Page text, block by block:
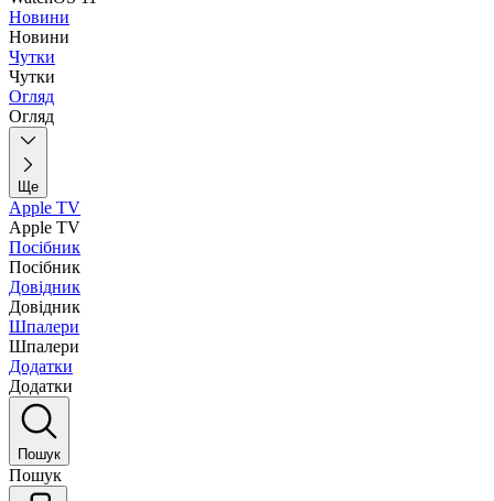
Новини
Новини
Чутки
Чутки
Огляд
Огляд
Ще
Apple TV
Apple TV
Посібник
Посібник
Довідник
Довідник
Шпалери
Шпалери
Додатки
Додатки
Пошук
Пошук